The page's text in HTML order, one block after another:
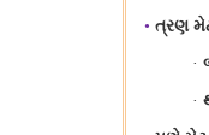
• ત્રણ
·
·